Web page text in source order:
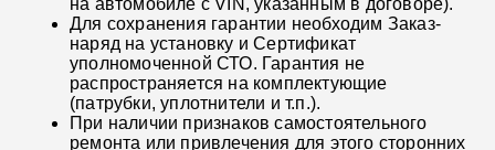
Для сохранения гарантии необходим Заказ-
наряд на установку и Сертификат
уполномоченной СТО. Гарантия не
распространяется на комплектующие
(патрубки, уплотнители и т.п.).
При наличии признаков самостоятельного
ремонта или привлечения для этого сторонних